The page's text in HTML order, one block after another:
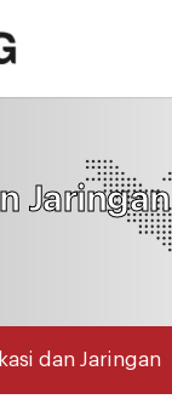
Jaringan
dan Jaringan